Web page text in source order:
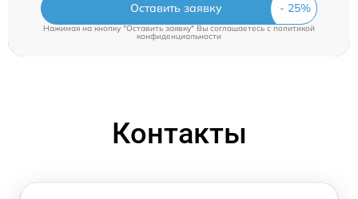
Оставить заявку
Нажимая на кнопку "Оставить заявку" Вы соглашаетесь cполитикой
конфиденциальности
Контакты